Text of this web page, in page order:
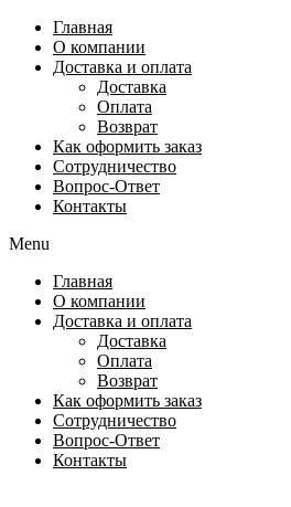
Перейти
содержимому
Главная
О компании
Доставка и оплата
Доставка
Оплата
Возврат
Как оформить заказ
Сотрудничество
Вопрос-Ответ
Контакты
Menu
Главная
О компании
Доставка и оплата
Доставка
Оплата
Возврат
Как оформить заказ
Сотрудничество
Вопрос-Ответ
Контакты